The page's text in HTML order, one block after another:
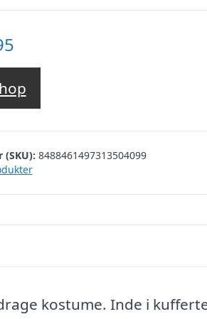
(SKU): 8488461497313504099
kostume. Inde i